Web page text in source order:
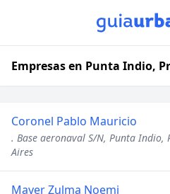
Empresas en Punta Indio,
Coronel Pablo Mauricio
. Base aeronaval S/N, Punta Indio,
Aires
Mayer Zulma Noemi